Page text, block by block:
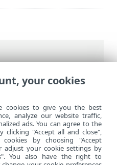
>ESET Internet
Security
your cookies
cookies to give you the best
analyze our website traffic,
ads. You can agree to the
clicking "Accept all and close",
cookies by choosing "Accept
adjust your cookie settings by
You also have the right to